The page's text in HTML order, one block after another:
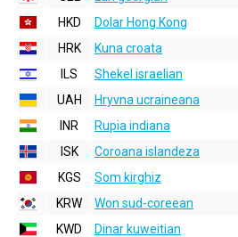
HKD
Dolar Hong Kong
HRK
Kuna croata
ILS
Shekel israelian
UAH
Hryvna ucraineana
INR
Rupia indiana
ISK
Coroana islandeza
KGS
Som kirghiz
KRW
Won sud-coreean
KWD
Dinar kuweitian